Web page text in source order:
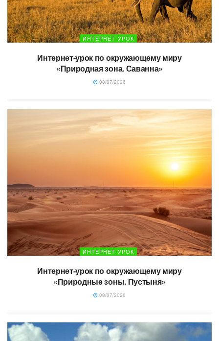
ИНТЕРНЕТ-УРОК
Интернет-урок по окружающему миру
«Природная зона. Саванна»
08/07/2026
ИНТЕРНЕТ-УРОК
Интернет-урок по окружающему миру
«Природные зоны. Пустыня»
08/07/2026